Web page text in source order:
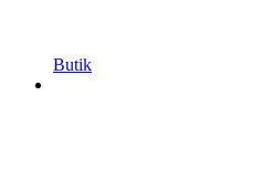
Butik